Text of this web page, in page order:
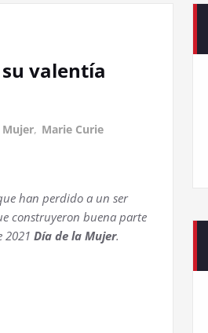
valentía
Mujer, Marie Curie
han perdido a un ser
construyeron buena parte
2021 Día de la Mujer.